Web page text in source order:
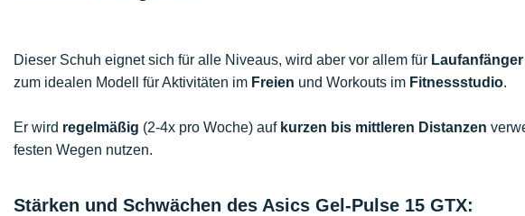
Dieser Schuh eignet sich für alle Niveaus, wird aber vor allem für Laufanfänger
zum idealen Modell für Aktivitäten im Freien und Workouts im Fitnessstudio.
Er wird regelmäßig (2-4x pro Woche) auf kurzen bis mittleren Distanzen
festen Wegen nutzen.
Stärken und Schwächen des Asics Gel-Pulse 15 GTX: